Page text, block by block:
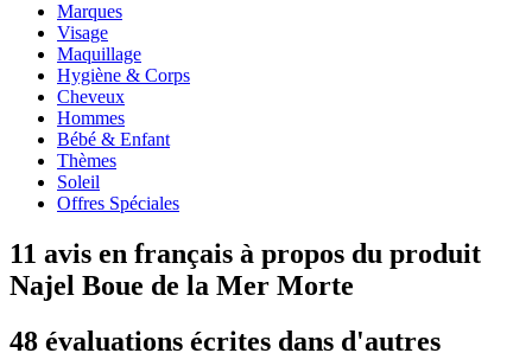
Marques
Visage
Maquillage
Hygiène & Corps
Cheveux
Hommes
Bébé & Enfant
Thèmes
Soleil
Offres Spéciales
11 avis en français à propos du produit
Najel Boue de la Mer Morte
48 évaluations écrites dans d'autres